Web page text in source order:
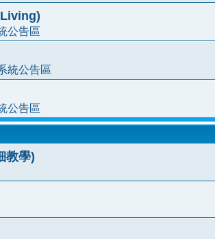
公告區
統公告區
公告區
教學)